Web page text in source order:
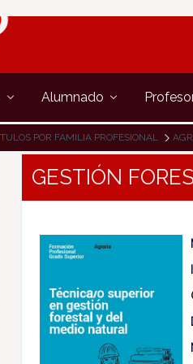
Alumnado
POR FAMILIA PROFESIONAL
GESTIÓN